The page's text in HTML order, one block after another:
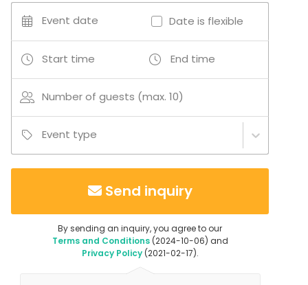
Event date Date is flexible
Start time End time
Number of guests (max. 10)
Event type
Send inquiry
By sending an inquiry, you agree to our
Terms and Conditions(2024-10-06) and
Privacy Policy(2021-02-17).